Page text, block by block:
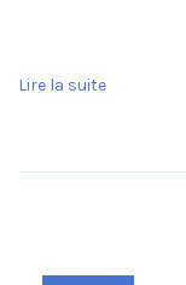
Lire la suite